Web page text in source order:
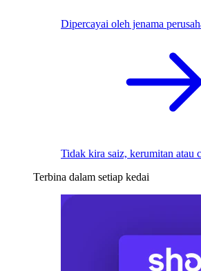
Dipercayai oleh jenama
Tidak kira saiz, kerumitan atau
Terbina dalam setiap kedai